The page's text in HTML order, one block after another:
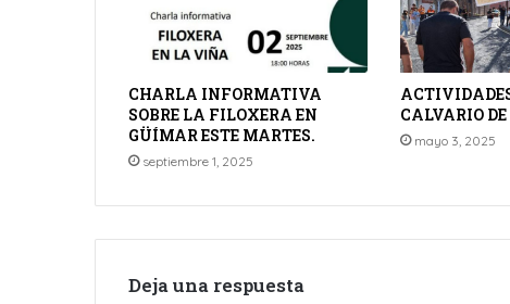
CHARLA INFORMATIVA
SOBRE LA FILOXERA EN
GÜÍMAR ESTE MARTES.
septiembre 1, 2025
CALVARIO
mayo 3, 2025
Deja una respuesta